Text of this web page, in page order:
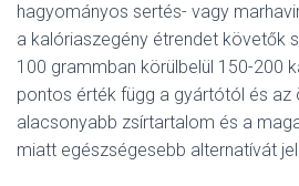
hagyományos sertés- vagy
a kalóriaszegény étrendet követők
100 grammban körülbelül 150-200
pontos érték függ a gyártótól és az
alacsonyabb zsírtartalom és a
miatt egészségesebb alternatívát